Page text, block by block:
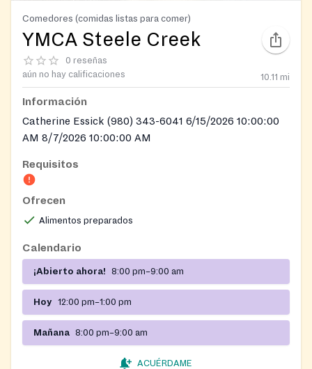
Comedores (comidas listas para comer)
YMCA Steele Creek
0 reseñas
aún no hay calificaciones
10.11 mi
Información
Catherine Essick (980) 343-6041 6/15/2026 10:00:00
AM 8/7/2026 10:00:00 AM
Requisitos
Ofrecen
Alimentos preparados
Calendario
¡Abierto ahora! 8:00 pm–9:00 am
Hoy 12:00 pm–1:00 pm
Mañana 8:00 pm–9:00 am
ACUÉRDAME